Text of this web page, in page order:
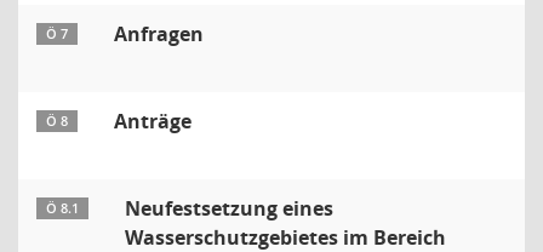
Ö 7 Anfragen
Ö 8 Anträge
Ö 8.1
Neufestsetzung eines
Wasserschutzgebietes im Bereich